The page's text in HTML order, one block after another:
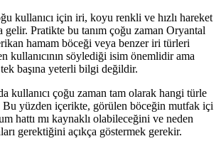
kullanıcı için iri, koyu renkli ve hızlı hareket
gelir. Pratikte bu tanım çoğu zaman Oryantal
hamam böceği veya benzer iri türleri
kullanıcının söylediği isim önemlidir ama
tek başına yeterli bilgi değildir.
kullanıcı çoğu zaman tam olarak hangi türle
Bu yüzden içerikte, görülen böceğin mutfak içi
hattı mı kaynaklı olabileceğini ve neden
gerektiğini açıkça göstermek gerekir.